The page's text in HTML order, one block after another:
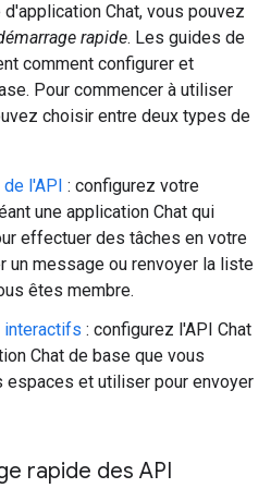
Chat, vous pouvez
rapide. Les guides de
comment configurer et
Pour commencer à utiliser
choisir entre deux types de
l'API : configurez votre
une application Chat qui
effectuer des tâches en votre
un message ou renvoyer la liste
êtes membre.
interactifs : configurez l'API Chat
Chat de base que vous
espaces et utiliser pour envoyer
rapide des API